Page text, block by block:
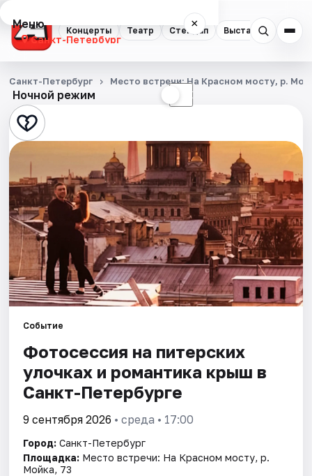
Концерты Театр Стендап Выставки
Меню ×
Санкт-Петербург
Концерты
Театр
Стендап
Выставки
Квесты
Экскурсии
Спорт
События
Города
Площадки
Артисты
Рейтинги
Ночной режим ☾
Санкт-Петербург Место встречи: На Красном мосту, р.
Событие
Фотосессия на питерских
улочках и романтика крыш в
Санкт-Петербурге
9 сентября 2026 • среда • 17:00
Город: Санкт-Петербург
Площадка: Место встречи: На Красном мосту, р.
Мойка, 73